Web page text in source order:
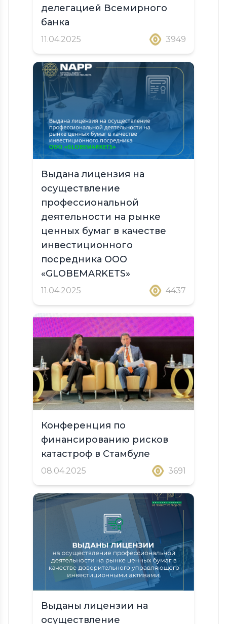
делегацией Всемирного
банка
11.04.2025 3949
Выдана лицензия на
осуществление
профессиональной
деятельности на рынке
ценных бумаг в качестве
инвестиционного
посредника ООО
«GLOBEMARKETS»
11.04.2025 4437
Конференция по
финансированию рисков
катастроф в Стамбуле
08.04.2025 3691
Выданы лицензии на
осуществление